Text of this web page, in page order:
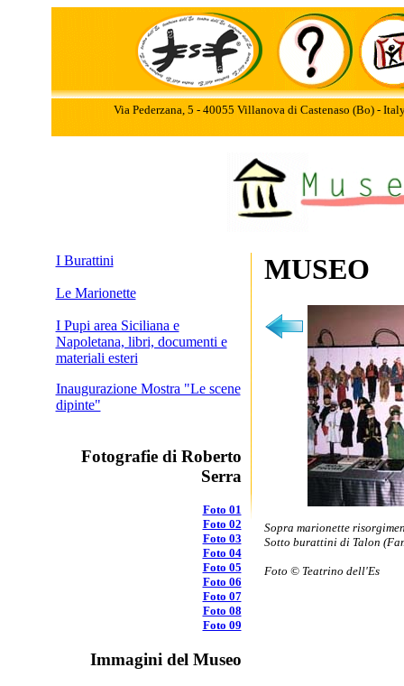
Via Pederzana, 5 - 40055 Villanova di Castenaso (Bo) -
I Burattini
Le Marionette
I Pupi area Siciliana e
Napoletana, libri, documenti e
materiali esteri
Inaugurazione Mostra "Le scene
dipinte"
Fotografie di Roberto
Serra
Foto 01
Foto 02
Foto 03
Foto 04
Foto 05
Foto 06
Foto 07
Foto 08
Foto 09
Immagini del Museo
MUSEO
Sopra marionette
Sotto burattini di Talon
Foto © Teatrino dell'Es